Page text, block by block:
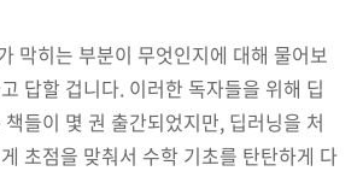
막히는 부분이 무엇인지에 대해 물어보
답할 겁니다. 이러한 독자들을 위해 딥
들이 몇 권 출간되었지만, 딥러닝을 처
초점을 맞춰서 수학 기초를 탄탄하게 다